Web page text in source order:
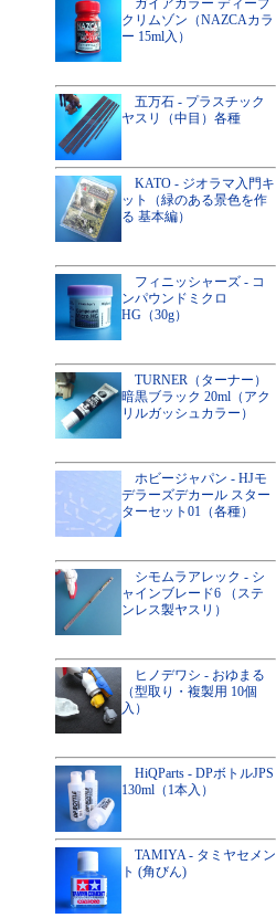
ガイアカラー ディープ
クリムゾン（NAZCAカラ
ー 15ml入）
五万石 - プラスチック
ヤスリ（中目）各種
KATO - ジオラマ入門キ
ット（緑のある景色を作
る 基本編）
フィニッシャーズ - コ
ンパウンドミクロ
HG（30g）
TURNER（ターナー）
暗黒ブラック 20ml（アク
リルガッシュカラー）
ホビージャパン - HJモ
デラーズデカール スター
ターセット01（各種）
シモムラアレック - シ
ャインブレード6 （ステ
ンレス製ヤスリ）
ヒノデワシ - おゆまる
（型取り・複製用 10個
入）
HiQParts - DPボトルJPS
130ml（1本入）
TAMIYA - タミヤセメン
ト (角びん)